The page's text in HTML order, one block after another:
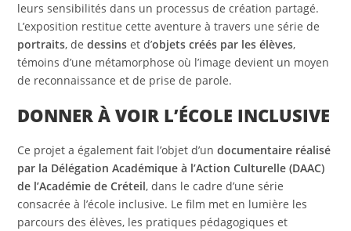
leurs sensibilités dans un processus de création partagé.
L’exposition restitue cette aventure à travers une série de
portraits, dedessins et d’objets créés par les élèves,
témoins d’une métamorphose où l’image devient un moyen
de reconnaissance et de prise de parole.
DONNER À VOIR L’ÉCOLE INCLUSIVE
Ce projet a également fait l’objet d’undocumentaire réalisé
par la Délégation Académique à l’Action Culturelle (DAAC)
de l’Académie de Créteil, dans le cadre d’une série
consacrée à l’école inclusive. Le film met en lumière les
parcours des élèves, les pratiques pédagogiques et